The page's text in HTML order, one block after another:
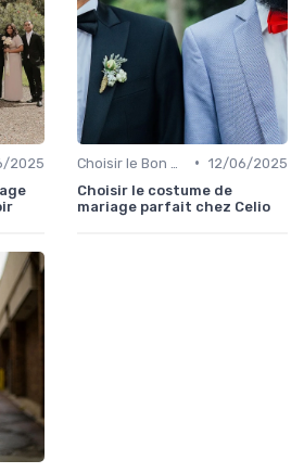
2025
• 12/06/2025
Choisir le costume de
mariage parfait chez Celio